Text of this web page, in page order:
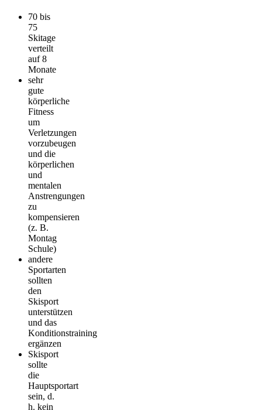
70 bis
75
Skitage
verteilt
auf 8
Monate
sehr
gute
körperliche
Fitness
um
Verletzungen
vorzubeugen
und die
körperlichen
und
mentalen
Anstrengungen
zu
kompensieren
(z. B.
Montag
Schule)
andere
Sportarten
sollten
den
Skisport
unterstützen
und das
Konditionstraining
ergänzen
Skisport
sollte
die
Hauptsportart
sein, d.
h. kein